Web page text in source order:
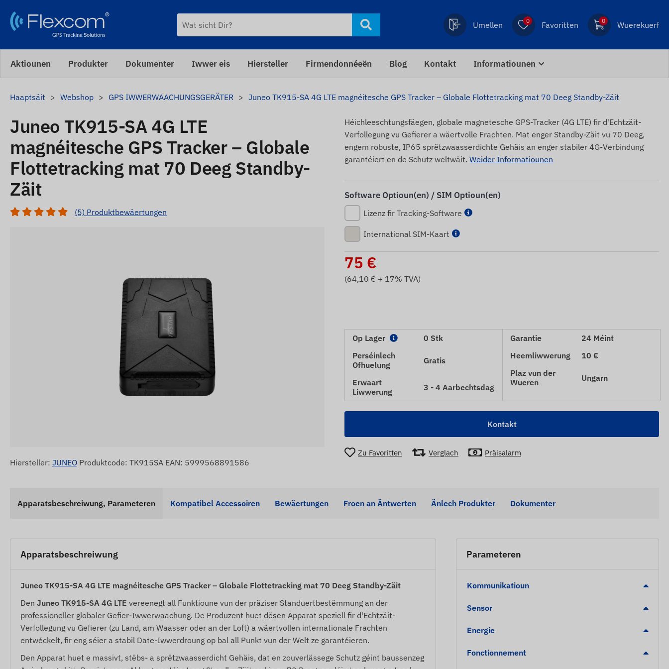
Umellen 0 Favoritten 0 Wuerekuerf
Aktiounen Produkter Dokumenter Iwwer eis Hiersteller Firmendonnéeën Blog Kontakt Informatiounen
Haaptsäit Webshop GPS IWWERWAACHUNGSGERÄTER Juneo TK915-SA 4G LTE magnéitesche GPS Tracker – Globale Flottetracking mat 70 Deeg Standby-Zäit
Juneo TK915-SA 4G LTE
magnéitesche GPS Tracker – Globale
Flottetracking mat 70 Deeg Standby-
Zäit
(5) Produktbewäertungen
Hiersteller: JUNEO Produktcode: TK915SA EAN: 5999568891586
Héichleeschtungsfäegen, globale magnetesche GPS-Tracker (4G LTE) fir d'Echtzäit-
Verfollegung vu Gefierer a wäertvolle Frachten. Mat enger Standby-Zäit vu 70 Deeg,
engem robuste, IP65 sprëtzwaasserdichte Gehäis an enger stabiler 4G-Verbindung
garantéiert en de Schutz weltwäit. Weider Informatiounen
Software Optioun(en) / SIM Optioun(en)
Lizenz fir Tracking-Software
International SIM-Kaart
75 €
(64,10 € + 17% TVA)
Op Lager
0 Stk
Perséinlech
Ofhuelung
Gratis
Erwaart
Liwwerung
3 - 4 Aarbechtsdag
Garantie
24 Méint
Heemliwwerung
10 €
Plaz vun der
Wueren
Ungarn
Kontakt
Zu Favoritten Verglach Präisalarm
Apparatsbeschreiwung, Parameteren Kompatibel Accessoiren Bewäertungen Froen an Äntwerten Änlech Produkter Dokumenter
Apparatsbeschreiwung
Juneo TK915-SA 4G LTE magnéitesche GPS Tracker – Globale Flottetracking mat 70 Deeg Standby-Zäit
Den Juneo TK915-SA 4G LTE vereenegt all Funktioune vun der präziser Standuertbestëmmung an der
professioneller globaler Gefier-Iwwerwaachung. De Produzent huet dësen Apparat speziell fir d'Echtzäit-
Verfollegung vu Gefierer (zu Land, am Waasser oder an der Loft) a wäertvollen internationale Frachten
entwéckelt, fir eng séier a stabil Date-Iwwerdroung op bal all Punkt vun der Welt ze garantéieren.
Den Apparat huet e massivt, stëbs- a sprëtzwaasserdicht Gehäis, dat en zouverlässege Schutz géint baussenzeg
Parameteren
Kommunikatioun
Sensor
Energie
Fonctionnement